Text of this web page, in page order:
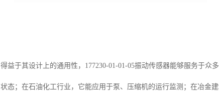
得益于其设计上的通用性，177230-01-01-05振动传感器能够服务于
状态；在石油化工行业，它能应用于泵、压缩机的运行监测；在冶金